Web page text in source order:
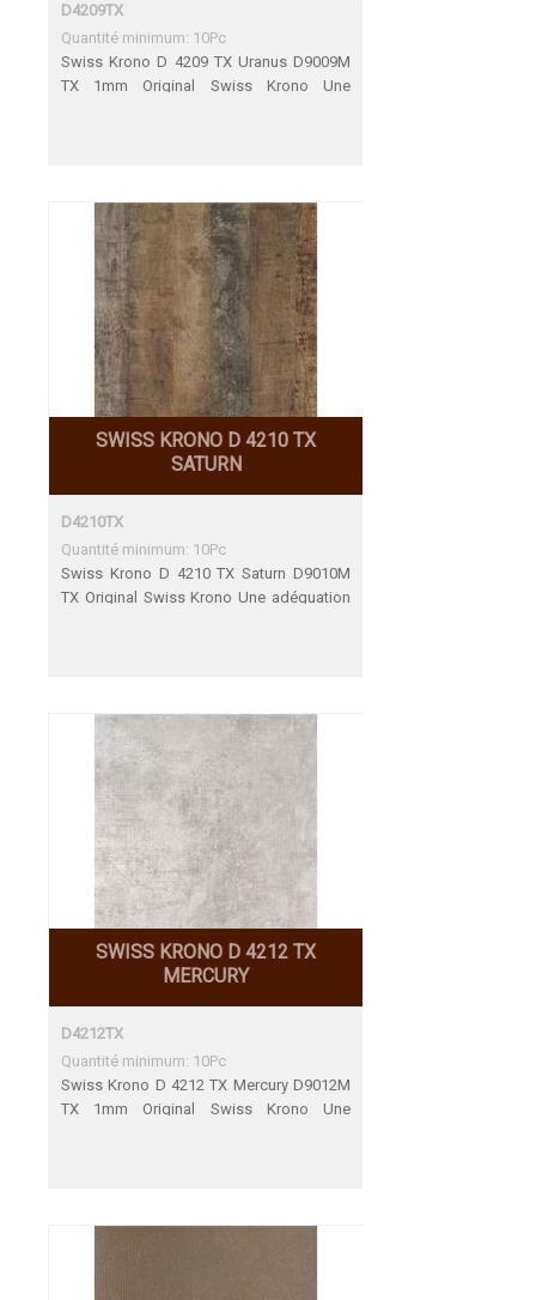
D4209TX
Quantité minimum: 10Pc
Swiss Krono D 4209 TX Uranus D9009M
TX 1mm Original Swiss Krono Une
SWISS KRONO D 4210 TX
SATURN
D4210TX
Quantité minimum: 10Pc
Swiss Krono D 4210 TX Saturn D9010M
TX Original Swiss Krono Une adéquation
SWISS KRONO D 4212 TX
MERCURY
D4212TX
Quantité minimum: 10Pc
Swiss Krono D 4212 TX Mercury D9012M
TX 1mm Original Swiss Krono Une